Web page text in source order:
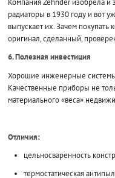
Компания Zehnder изобрела и
радиаторы в 1930 году и вот
выпускает их. Зачем покупать
оригинал, сделанный,
6. Полезная инвестиция
Хорошие инженерные
Качественные приборы не
материального «веса»
Отличия:
цельносваренность
термостатическая